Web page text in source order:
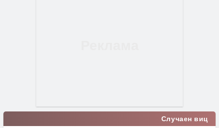
Случаен виц